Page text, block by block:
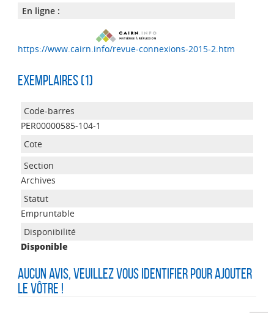
En ligne :
https://www.cairn.info/revue-connexions-2015-2.htm
Exemplaires (1)
PER00000585-104-1
Archives
Empruntable
Disponible
Aucun avis, veuillez vous identifier pour ajouter
le vôtre !